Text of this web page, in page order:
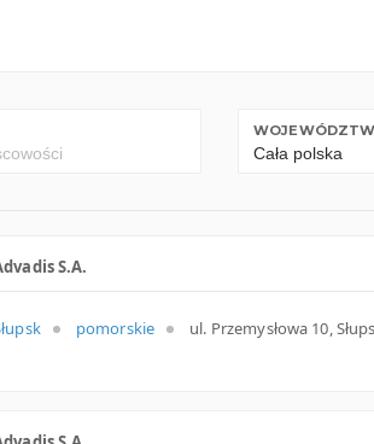
S.A.
pomorskie ul. Przemysłowa 10,